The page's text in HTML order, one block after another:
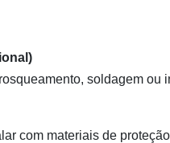
soldagem
com materiais de